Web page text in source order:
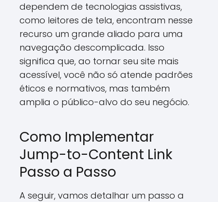
dependem de tecnologias assistivas,
como leitores de tela, encontram nesse
recurso um grande aliado para uma
navegação descomplicada. Isso
significa que, ao tornar seu site mais
acessível, você não só atende padrões
éticos e normativos, mas também
amplia o público-alvo do seu negócio.
Como Implementar
Jump-to-Content Link
Passo a Passo
A seguir, vamos detalhar um passo a